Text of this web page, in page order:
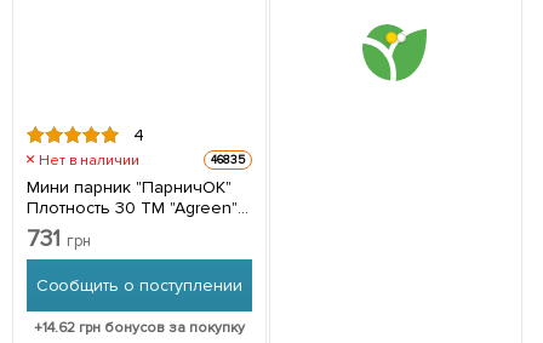
4
Нет в наличии 46835
Мини парник "ПарничОК"
Плотность 30 ТМ "Agreen"
9м
731 грн
Сообщить о поступлении
+14.62 грн бонусов за покупку